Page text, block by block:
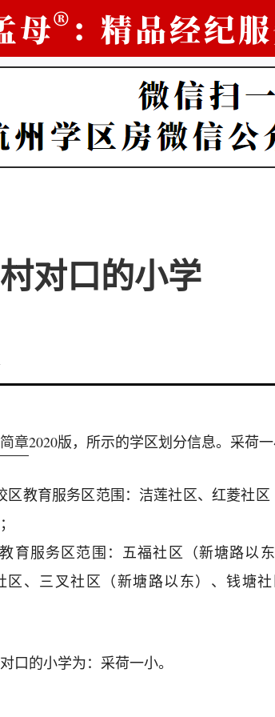
对口的小学
章2020版，所示的学区划分信息。采荷一
区教育服务区范围：洁莲社区、红菱社
育服务区范围：五福社区（新塘路以
区、三叉社区（新塘路以东）、钱塘
口的小学为：采荷一小。